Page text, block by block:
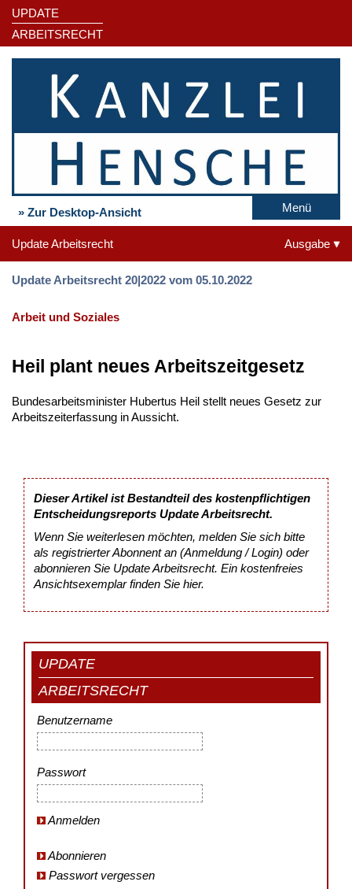
UPDATE
ARBEITSRECHT
» Zur Desktop-Ansicht Menü
Update Arbeitsrecht Ausgabe
Update Arbeitsrecht 20|2022 vom 05.10.2022
Arbeit und Soziales
Heil plant neues Arbeitszeitgesetz
Bundesarbeitsminister Hubertus Heil stellt neues Gesetz zur
Arbeitszeiterfassung in Aussicht.
Dieser Artikel ist Bestandteil des kostenpflichtigen
Entscheidungsreports Update Arbeitsrecht.
Wenn Sie weiterlesen möchten, melden Sie sich bitte
als registrierter Abonnent an (Anmeldung / Login) oder
abonnieren Sie Update Arbeitsrecht. Ein kostenfreies
Ansichtsexemplar finden Sie hier.
UPDATE
ARBEITSRECHT
Benutzername
Passwort
Anmelden
Abonnieren
Passwort vergessen